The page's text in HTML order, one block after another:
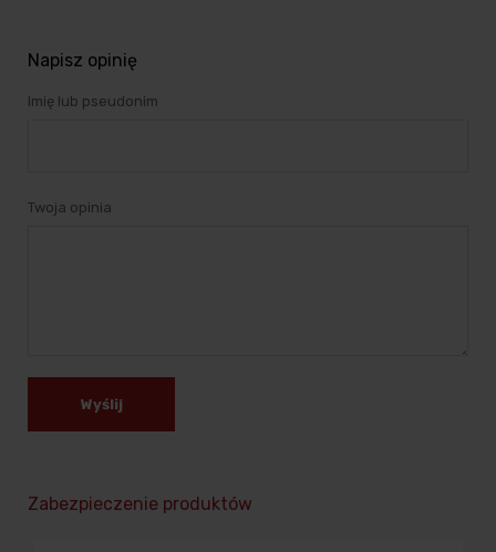
Napisz opinię
Imię lub pseudonim
Twoja opinia
Wyślij
Zabezpieczenie produktów